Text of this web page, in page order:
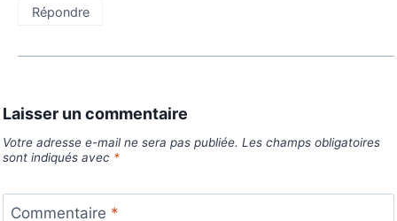
Répondre
Laisser un commentaire
Votre adresse e-mail ne sera pas publiée. Les champs obligatoires
sont indiqués avec *
Commentaire *